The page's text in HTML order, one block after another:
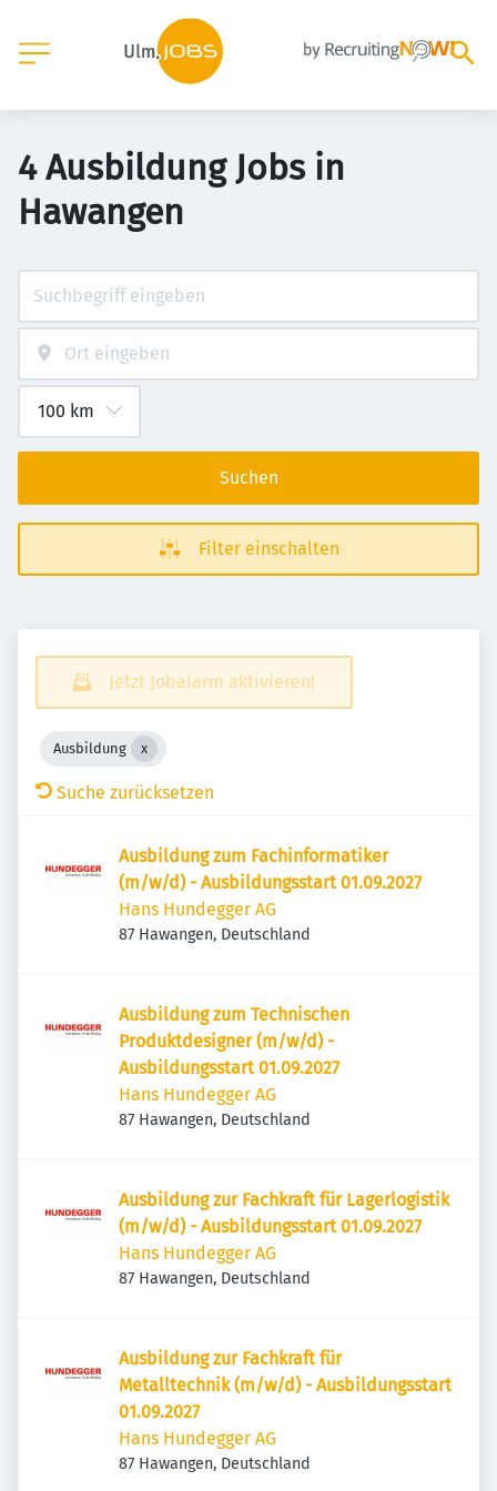
4 Ausbildung Jobs in
Hawangen
Suchen
Filter einschalten
Jetzt Jobalarm aktivieren!
Ausbildung
Suche zurücksetzen
Ausbildung zum Fachinformatiker
(m/w/d) - Ausbildungsstart 01.09.2027
Hans Hundegger AG
87 Hawangen, Deutschland
Ausbildung zum Technischen
Produktdesigner (m/w/d) -
Ausbildungsstart 01.09.2027
Hans Hundegger AG
87 Hawangen, Deutschland
Ausbildung zur Fachkraft für Lagerlogistik
(m/w/d) - Ausbildungsstart 01.09.2027
Hans Hundegger AG
87 Hawangen, Deutschland
Ausbildung zur Fachkraft für
Metalltechnik (m/w/d) - Ausbildungsstart
01.09.2027
Hans Hundegger AG
87 Hawangen, Deutschland